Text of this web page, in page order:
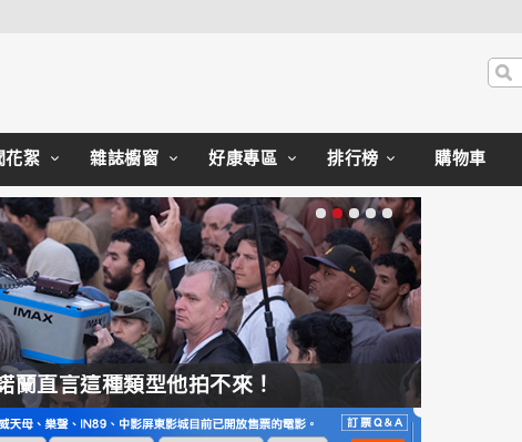
花絮 雜誌櫥窗 好康專區 排行榜 購物車
直言這種類型他拍不來！